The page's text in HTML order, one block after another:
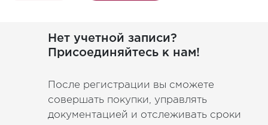
Нет учетной записи?
Присоединяйтесь к нам!
После регистрации вы сможете
совершать покупки, управлять
документацией и отслеживать сроки